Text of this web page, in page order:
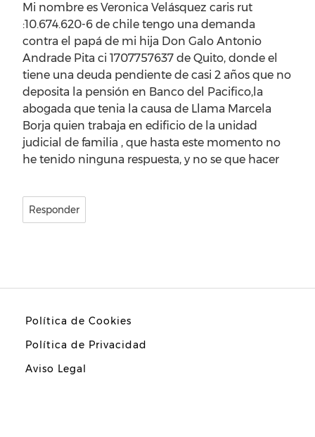
Mi nombre es Veronica Velásquez caris rut
:10.674.620-6 de chile tengo una demanda
contra el papá de mi hija Don Galo Antonio
Andrade Pita ci 1707757637 de Quito, donde el
tiene una deuda pendiente de casi 2 años que no
deposita la pensión en Banco del Pacifico,la
abogada que tenia la causa de Llama Marcela
Borja quien trabaja en edificio de la unidad
judicial de familia , que hasta este momento no
he tenido ninguna respuesta, y no se que hacer
Responder
Política de Cookies
Política de Privacidad
Aviso Legal